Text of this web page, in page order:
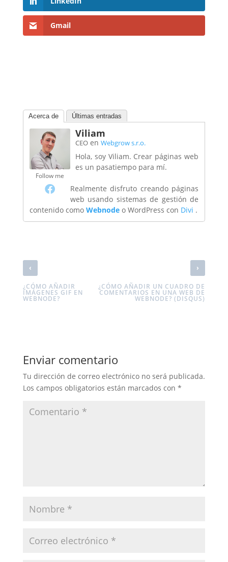
Gmail
Acerca de Últimas entradas
Follow me
Viliam
CEOen Webgrow s.r.o.
Hola, soy Viliam. Crear páginas web
es un pasatiempo para mí.
Realmente disfruto creando páginas
web usando sistemas de gestión de
contenido como Webnode o WordPress con Divi .
‹
¿CÓMO AÑADIR
IMÁGENES GIF EN
WEBNODE?
›
¿CÓMO AÑADIR UN CUADRO DE
COMENTARIOS EN UNA WEB DE
WEBNODE? (DISQUS)
Enviar comentario
Tu dirección de correo electrónico no será publicada.
Los campos obligatorios están marcados con *